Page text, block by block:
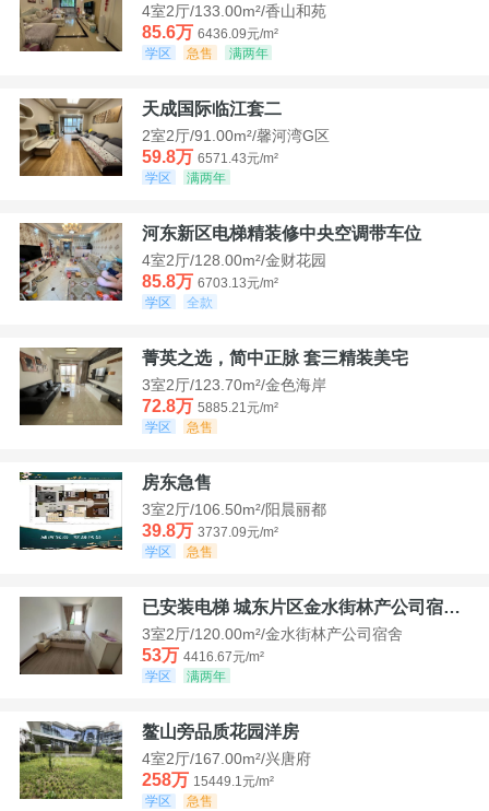
4室2厅/133.00m²/香山和苑
85.6万 6436.09元/m²
学区
急售 满两年
天成国际临江套二
2室2厅/91.00m²/馨河湾G区
59.8万 6571.43元/m²
学区
满两年
河东新区电梯精装修中央空调带车位
4室2厅/128.00m²/金财花园
85.8万 6703.13元/m²
学区
全款
菁英之选，简中正脉 套三精装美宅
3室2厅/123.70m²/金色海岸
72.8万 5885.21元/m²
学区
急售
房东急售
3室2厅/106.50m²/阳晨丽都
39.8万 3737.09元/m²
学区
急售
已安装电梯 城东片区金水街林产公司宿舍套三可看江景
3室2厅/120.00m²/金水街林产公司宿舍
53万 4416.67元/m²
学区
满两年
鳌山旁品质花园洋房
4室2厅/167.00m²/兴唐府
258万 15449.1元/m²
学区
急售